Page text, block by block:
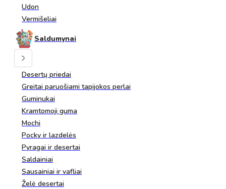
Udon
Vermišeliai
Saldumynai
Desertų priedai
Greitai paruošiami tapijokos perlai
Guminukai
Kramtomoji guma
Mochi
Pocky ir lazdelės
Pyragai ir desertai
Saldainiai
Sausainiai ir vafliai
Želė desertai